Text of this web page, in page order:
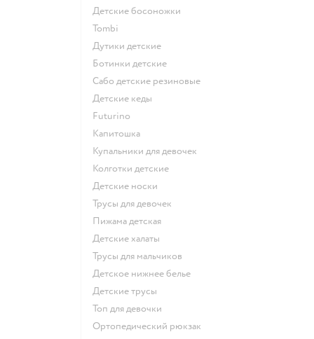
Детские босоножки
Tombi
Дутики детские
Ботинки детские
Сабо детские резиновые
Детские кеды
Futurino
Капитошка
Купальники для девочек
Колготки детские
Детские носки
Трусы для девочек
Пижама детская
Детские халаты
Трусы для мальчиков
Детское нижнее белье
Детские трусы
Топ для девочки
Ортопедический рюкзак